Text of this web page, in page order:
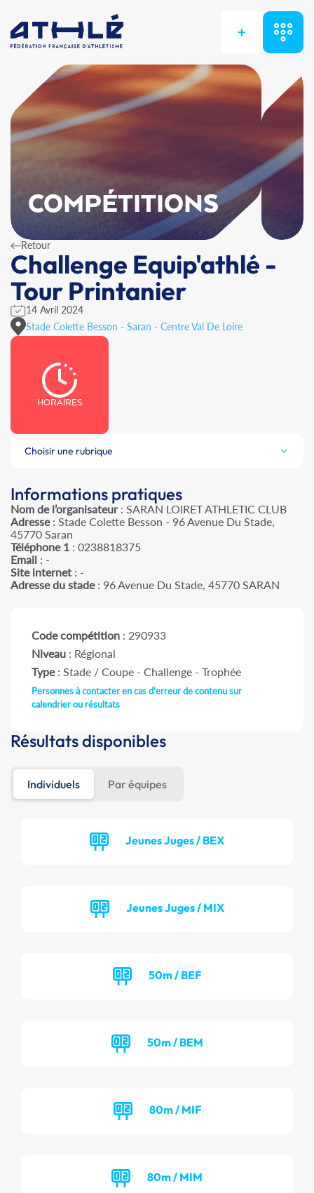
+
COMPÉTITIONS
Retour
Challenge Equip'athlé -
Tour Printanier
14 Avril 2024
Stade Colette Besson - Saran - Centre Val De Loire
HORAIRES
Choisir une rubrique
Informations pratiques
Nom de l’organisateur: SARAN LOIRET ATHLETIC CLUB
Adresse: Stade Colette Besson - 96 Avenue Du Stade,
45770 Saran
Téléphone 1 : 0238818375
Email : -
Site internet : -
Adresse du stade: 96 Avenue Du Stade, 45770 SARAN
Code compétition : 290933
Niveau : Régional
Type: Stade / Coupe - Challenge - Trophée
Personnes à contacter en cas d'erreur de contenu sur
calendrier ou résultats
Résultats disponibles
Individuels Par équipes
Jeunes Juges / BEX
Jeunes Juges / MIX
50m / BEF
50m / BEM
80m / MIF
80m / MIM